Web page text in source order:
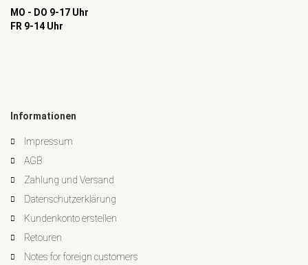
MO - DO 9-17 Uhr
FR 9-14 Uhr
Informationen
Impressum
AGB
Zahlung und Versand
Datenschutzerklärung
Kundenkonto erstellen
Retouren
Notes for foreign customers